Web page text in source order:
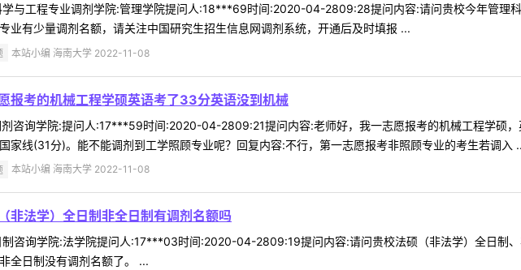
与工程专业调剂学院:管理学院提问人:18***69时间:2020-04-2809:28提问内容:请问贵校今年管理
业有少量调剂名额，请关注中国研究生招生信息网调剂系统，开通后及时填报 ...
本站小编 海南大学 2022-11-08
报考的机械工程学硕英语考了33分英语没到机械
剂咨询学院:提问人:17***59时间:2020-04-2809:21提问内容:老师好，我一志愿报考的机械工程学硕
家线(31分)。能不能调剂到工学照顾专业呢？回复内容:不行，第一志愿报考非照顾专业的考生若调入
本站小编 海南大学 2022-11-08
非法学）全日制非全日制有调剂名额吗
咨询学院:法学院提问人:17***03时间:2020-04-2809:19提问内容:请问贵校法硕（非法学）全日制
全日制没有调剂名额了。 ...